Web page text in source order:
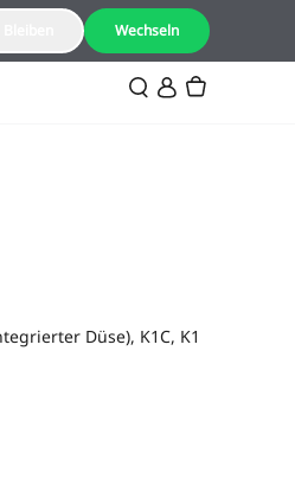
DE(Deutsch)
Düse), K1C, K1
Wechseln